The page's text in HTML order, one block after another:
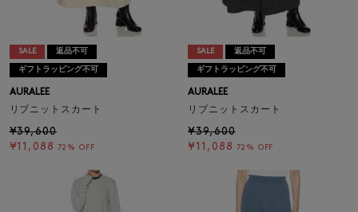
SALE 返品不可
ギフトラッピング不可
AURALEE
リブニットスカート
¥39,600
¥11,088 72% OFF
SALE 返品不可
ギフトラッピング不可
AURALEE
リブニットスカート
¥39,600
¥11,088 72% OFF